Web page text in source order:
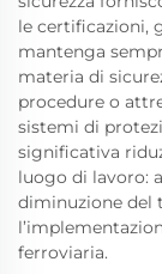
le certificazioni,
mantenga
materia di
procedure o
sistemi di
significativa
luogo di lavoro:
diminuzione del
ferroviaria.